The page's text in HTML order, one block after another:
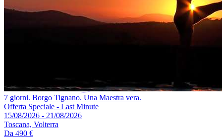
7 giorni. Borgo Tignano. Una Maestra vera.
Offerta Speciale - Last Minute
15/08/2026 - 21/08/2026
Toscana, Volterra
Da 490 €